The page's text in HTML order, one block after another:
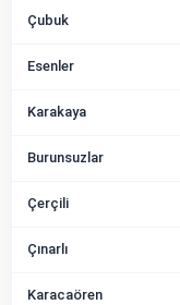
Çubuk
Esenler
Karakaya
Burunsuzlar
Çerçili
Çınarlı
Karacaören